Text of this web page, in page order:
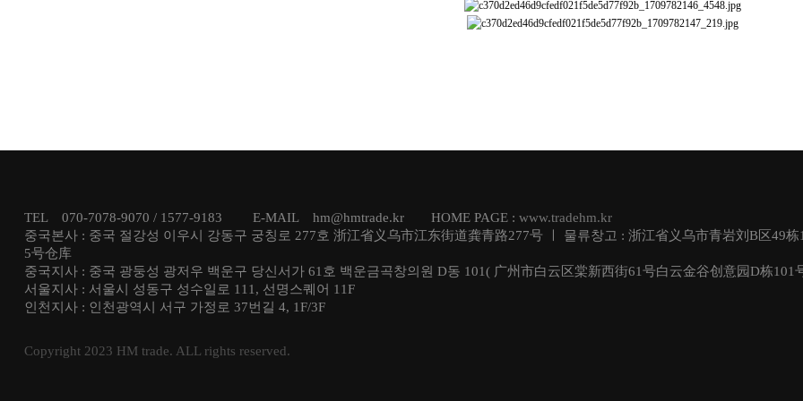
TEL 070-7078-9070 / 1577-9183 E-MAIL hm@hmtrade.kr HOME PAGE : www.tradehm.kr
중국본사 : 중국 절강성 이우시 강동구 궁칭로 277호 浙江省义乌市江东街道龚青路277号 ㅣ 물류창고 : 浙江省义乌市青岩刘B区49栋
5号仓库
중국지사 : 중국 광둥성 광저우 백운구 당신서가 61호 백운금곡창의원 D동 101( 广州市白云区棠新西街61号白云金谷创意园D栋101
서울지사 : 서울시 성동구 성수일로 111, 선명스퀘어 11F
인천지사 : 인천광역시 서구 가정로 37번길 4, 1F/3F
Copyright 2023 HM trade. ALL rights reserved.